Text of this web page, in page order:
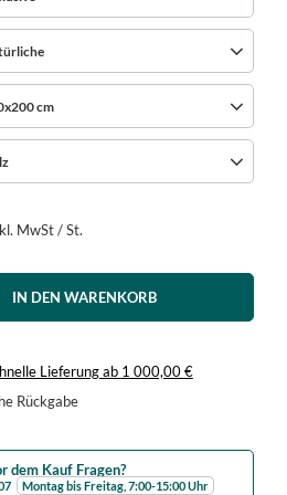
cm
MwSt/St.
IN DEN WARENKORB
Lieferungab 1 000,00 €
Rückgabe
dem Kauf Fragen?
Montag bis Freitag, 7:00-15:00 Uhr